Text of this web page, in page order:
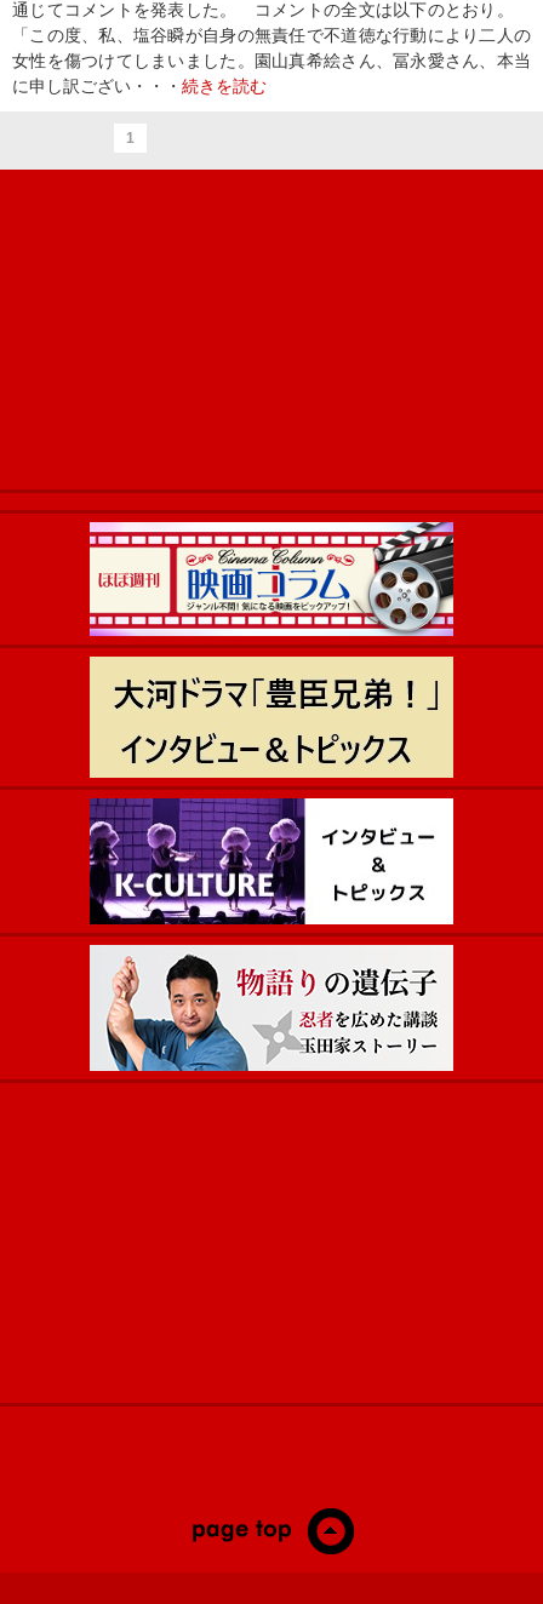
通じてコメントを発表した。 コメントの全文は以下のとおり。
「この度、私、塩谷瞬が自身の無責任で不道徳な行動により二人の
女性を傷つけてしまいました。園山真希絵さん、冨永愛さん、本当
に申し訳ござい・・・ 続きを読む
1